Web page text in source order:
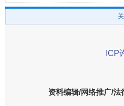
东山县通报“牛蛙产品抗生素
ICP
资料编辑/网络推广/法